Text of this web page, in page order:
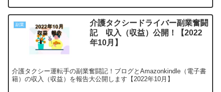
副業
介護タクシードライバー副業奮闘
記 収入（収益）公開！【2022
年10月】
介護タクシー運転手の副業奮闘記！ブログとAmazonkindle（電子書
籍）の収入（収益）を報告大公開します【2022年10月】